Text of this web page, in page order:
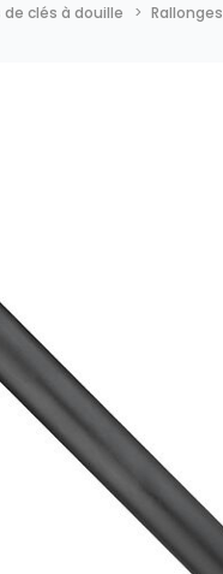
clés à douille Rallonges